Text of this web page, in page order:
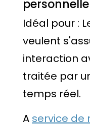
Idéal pour :
veulent
interaction
traitée par
temps réel.
A service de